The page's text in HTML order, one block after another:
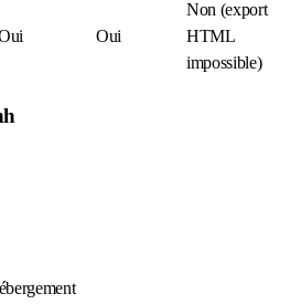
Oui
Non (export
HTML
impossible)